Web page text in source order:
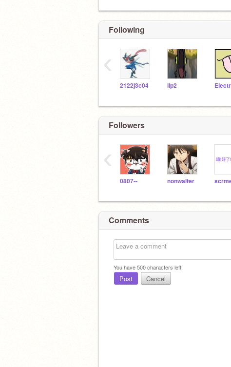
Following
2122j3c04 llp2
‹
Followers
0807-- nonwalter
‹
Comments
You have500characters left.
Post Cancel